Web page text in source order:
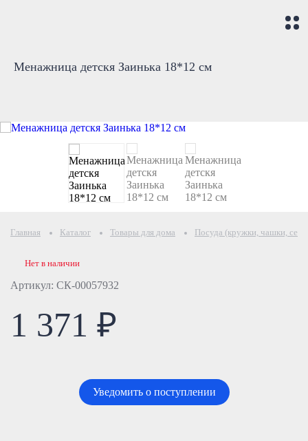
Менажница детскя Заинька 18*12 см
Главная Каталог Товары для дома Посуда (кружки, чашки,
Артикул: СК-00057932
Нет в наличии
1 371 ₽
Уведомить о поступлении